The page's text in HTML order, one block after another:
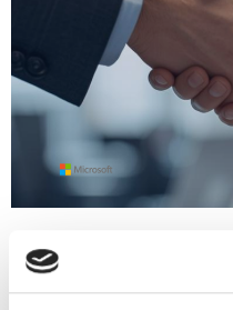
Novedades de
junio de 2026